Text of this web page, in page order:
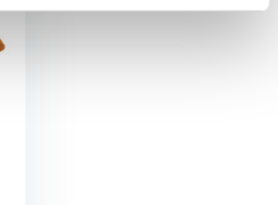
aantal